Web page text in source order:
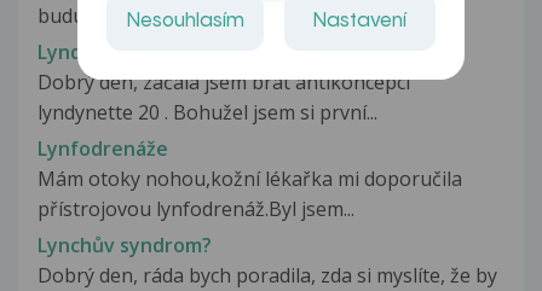
budu po 7 dnech chráněna?
Lyndynette 20
Dobrý den, začala jsem brát antikoncepci
lyndynette 20 . Bohužel jsem si první...
Lynfodrenáže
Mám otoky nohou,kožní lékařka mi doporučila
přístrojovou lynfodrenáž.Byl jsem...
Lynchův syndrom?
Dobrý den, ráda bych poradila, zda si myslíte, že by
Nesouhlasím Nastavení